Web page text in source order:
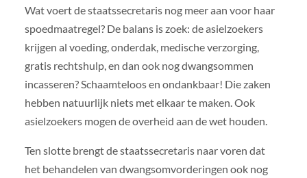
Wat voert de staatssecretaris nog meer aan voor haar
spoedmaatregel? De balans is zoek: de asielzoekers
krijgen al voeding, onderdak, medische verzorging,
gratis rechtshulp, en dan ook nog dwangsommen
incasseren? Schaamteloos en ondankbaar! Die zaken
hebben natuurlijk niets met elkaar te maken. Ook
asielzoekers mogen de overheid aan de wet houden.
Ten slotte brengt de staatssecretaris naar voren dat
het behandelen van dwangsomvorderingen ook nog